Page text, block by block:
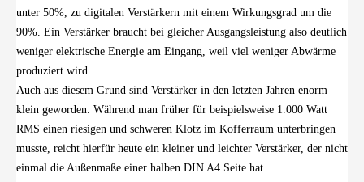
unter 50%, zu digitalen Verstärkern mit einem Wirkungsgrad um die
90%. Ein Verstärker braucht bei gleicher Ausgangsleistung also deutlich
weniger elektrische Energie am Eingang, weil viel weniger Abwärme
produziert wird.
Auch aus diesem Grund sind Verstärker in den letzten Jahren enorm
klein geworden. Während man früher für beispielsweise 1.000 Watt
RMS einen riesigen und schweren Klotz im Kofferraum unterbringen
musste, reicht hierfür heute ein kleiner und leichter Verstärker, der nicht
einmal die Außenmaße einer halben DIN A4 Seite hat.